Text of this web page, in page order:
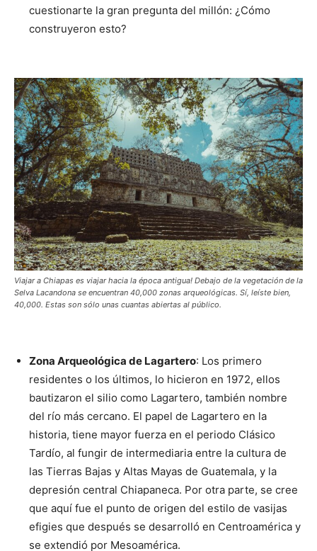
cuestionarte la gran pregunta del millón: ¿Cómo
construyeron esto?
Viajar a Chiapas es viajar hacia la época antigua! Debajo de la vegetación de la
Selva Lacandona se encuentran 40,000 zonas arqueológicas. Sí, leíste bien,
40,000. Estas son sólo unas cuantas abiertas al público.
Zona Arqueológica de Lagartero: Los primero
residentes o los últimos, lo hicieron en 1972, ellos
bautizaron el silio como Lagartero, también nombre
del río más cercano. El papel de Lagartero en la
historia, tiene mayor fuerza en el periodo Clásico
Tardío, al fungir de intermediaria entre la cultura de
las Tierras Bajas y Altas Mayas de Guatemala, y la
depresión central Chiapaneca. Por otra parte, se cree
que aquí fue el punto de origen del estilo de vasijas
efigies que después se desarrolló en Centroamérica y
se extendió por Mesoamérica.